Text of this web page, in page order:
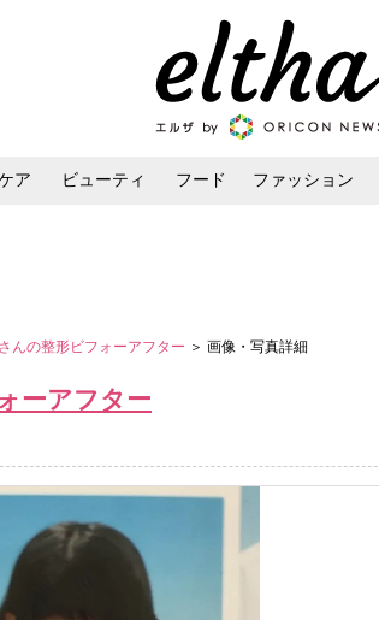
ア ビューティ フード ファッション
んの整形ビフォーアフター ＞ 画像・写真詳細
ーアフター